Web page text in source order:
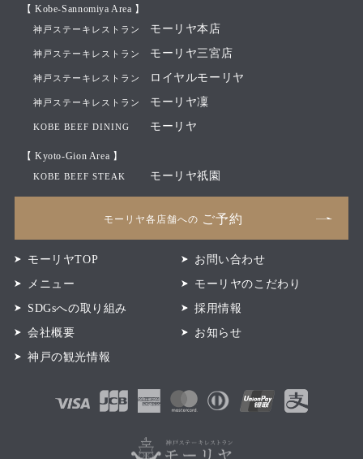
【 Kobe-Sannomiya Area 】
神戸ステーキレストラン モーリヤ本店
神戸ステーキレストラン モーリヤ三宮店
神戸ステーキレストラン ロイヤルモーリヤ
神戸ステーキレストラン モーリヤ凜
KOBE BEEF DINING モーリヤ
【 Kyoto-Gion Area 】
KOBE BEEF STEAK モーリヤ祇園
モーリヤ各店舗への ご予約
モーリヤTOP
お問い合わせ
メニュー
モーリヤのこだわり
SDGsへの取り組み
採用情報
会社概要
お知らせ
神戸の観光情報